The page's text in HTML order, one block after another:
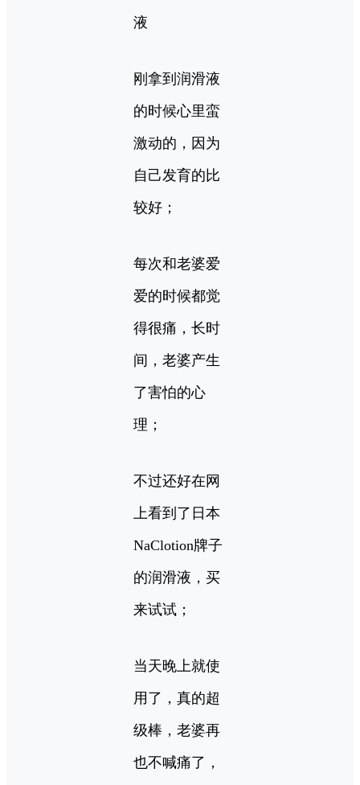
液
刚拿到润滑液
的时候心里蛮
激动的，因为
自己发育的比
较好；
每次和老婆爱
爱的时候都觉
得很痛，长时
间，老婆产生
了害怕的心
理；
不过还好在网
上看到了日本
NaClotion牌子
的润滑液，买
来试试；
当天晚上就使
用了，真的超
级棒，老婆再
也不喊痛了，